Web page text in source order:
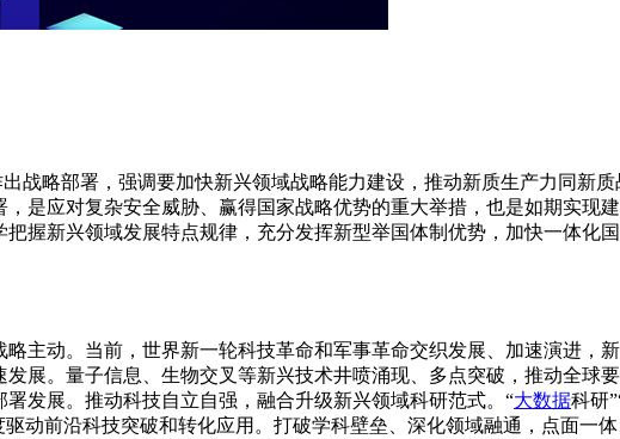
战略部署，强调要加快新兴领域战略能力建设，推动新质生产力同新
是应对复杂安全威胁、赢得国家战略优势的重大举措，也是如期实现
握新兴领域发展特点规律，充分发挥新型举国体制优势，加快一体化
主动。当前，世界新一轮科技革命和军事革命交织发展、加速演进，
展。量子信息、生物交叉等新兴技术井喷涌现、多点突破，推动全球要
发展。推动科技自立自强，融合升级新兴领域科研范式。“大数据科研
动前沿科技突破和转化应用。打破学科壁垒、深化领域融通，点面一